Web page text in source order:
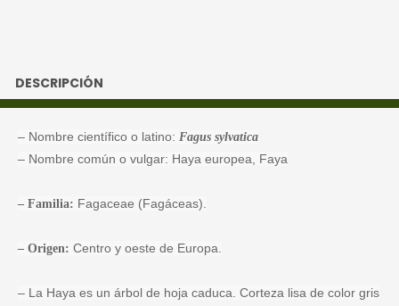
DESCRIPCIÓN
– Nombre científico o latino: Fagus sylvatica
– Nombre común o vulgar: Haya europea, Faya
– Familia: Fagaceae (Fagáceas).
– Origen: Centro y oeste de Europa.
– La Haya es un árbol de hoja caduca. Corteza lisa de color gris